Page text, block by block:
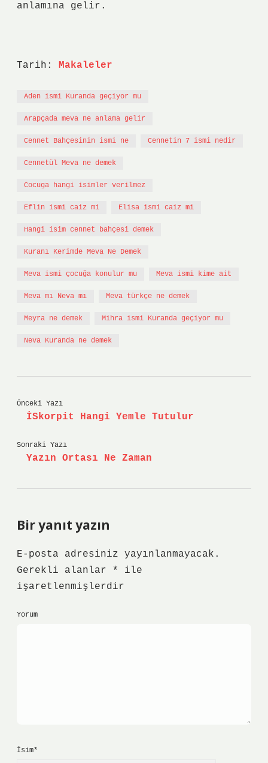
anlamına gelir.
Tarih: Makaleler
Aden ismi Kuranda geçiyor mu
Arapçada meva ne anlama gelir
Cennet Bahçesinin ismi ne Cennetin 7 ismi nedir
Cennetül Meva ne demek
Cocuga hangi isimler verilmez
Eflin ismi caiz mi Elisa ismi caiz mi
Hangi isim cennet bahçesi demek
Kuranı Kerimde Meva Ne Demek
Meva ismi çocuğa konulur mu Meva ismi kime ait
Meva mı Neva mı Meva türkçe ne demek
Meyra ne demek Mihra ismi Kuranda geçiyor mu
Neva Kuranda ne demek
Önceki Yazı
İSkorpit Hangi Yemle Tutulur
Sonraki Yazı
Yazın Ortası Ne Zaman
Bir yanıt yazın
E-posta adresiniz yayınlanmayacak.
Gerekli alanlar
*
ile
işaretlenmişlerdir
Yorum
İsim*